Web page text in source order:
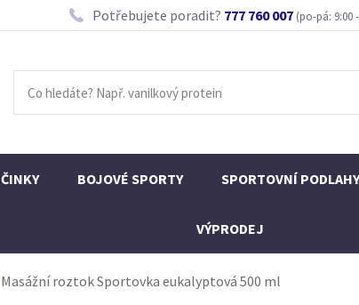
Potřebujete poradit? 777 760 007 (po-pá: 9:00
ČINKY BOJOVÉ SPORTY SPORTOVNÍ PODLAHY
VÝPRODEJ
Masážní roztok Sportovka eukalyptová 500 ml